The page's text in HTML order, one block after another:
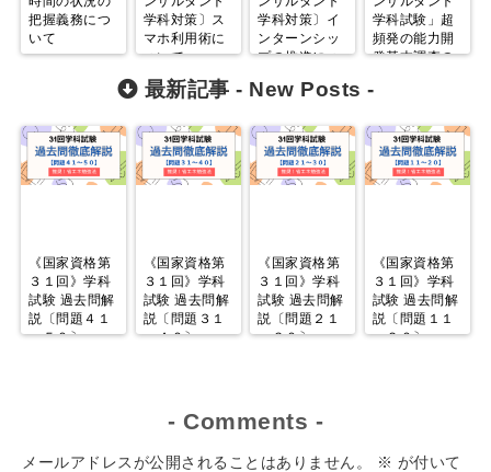
把握義務につ
いて
学科対策〕ス
マホ利用術に
ついて
学科対策〕イ
ンターンシッ
プの推進につ
学科試験」超
頻発の能力開
発基本調査の
最新記事 - New Posts -
《国家資格第
３１回》学科
試験 過去問解
説〔問題４１
～５０〕
《国家資格第
３１回》学科
試験 過去問解
説〔問題３１
～４０〕
《国家資格第
３１回》学科
試験 過去問解
説〔問題２１
～３０〕
《国家資格第
３１回》学科
試験 過去問解
説〔問題１１
～２０〕
- Comments -
メールアドレスが公開されることはありません。 ※ が付いて